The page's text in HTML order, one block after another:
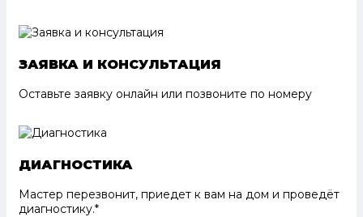
ЗАЯВКА И КОНСУЛЬТАЦИЯ
Оставьте заявку онлайн или позвоните по номеру
ДИАГНОСТИКА
Мастер перезвонит, приедет к вам на дом и проведёт
диагностику.*